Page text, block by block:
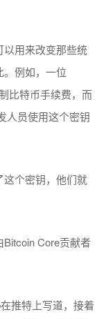
以用来改变那些统
例如，一位
比特币手续费，而
人员使用这个密钥
这个密钥，他们就
Core贡献者
推特上写道，接着